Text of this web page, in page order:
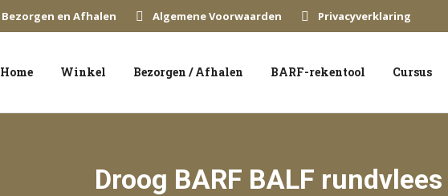
Bezorgen en Afhalen Algemene Voorwaarden Privacyverklaring
Home Winkel Bezorgen / Afhalen BARF-rekentool Cursus
Droog BARF BALF rundvlees